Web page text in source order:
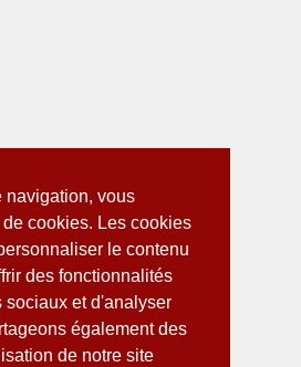
navigation, vous
cookies. Les cookies
le contenu
des fonctionnalités
sociaux et d'analyser
également des
de notre site